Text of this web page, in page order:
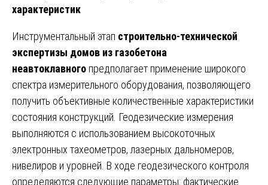
характеристик
Инструментальный этап строительно-технической
экспертизы домов из газобетона
неавтоклавного предполагает применение широкого
спектра измерительного оборудования, позволяющего
получить объективные количественные характеристики
состояния конструкций. Геодезические измерения
выполняются с использованием высокоточных
электронных тахеометров, лазерных дальномеров,
нивелиров и уровней. В ходе геодезического контроля
определяются следующие параметры: фактические